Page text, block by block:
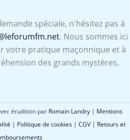
spéciale, n'hésitez pas à
. Nous sommes ici
votre pratique maçonnique et à
des grands mystères.
érudition par Romain Landry| Mentions
| Politique de cookies | CGV | Retours et